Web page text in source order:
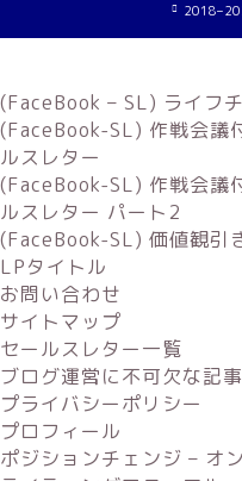
(FaceBook – SL) ライフ
(FaceBook-SL) 作戦会議
ルスレター
(FaceBook-SL) 作戦会議
ルスレター パート2
(FaceBook-SL) 価値観引
LPタイトル
お問い合わせ
サイトマップ
セールスレター一覧
ブログ運営に不可欠な記
プライバシーポリシー
プロフィール
ポジションチェンジ – オ